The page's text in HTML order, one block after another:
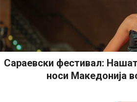
Сараевски фестивал:
носи Македонија